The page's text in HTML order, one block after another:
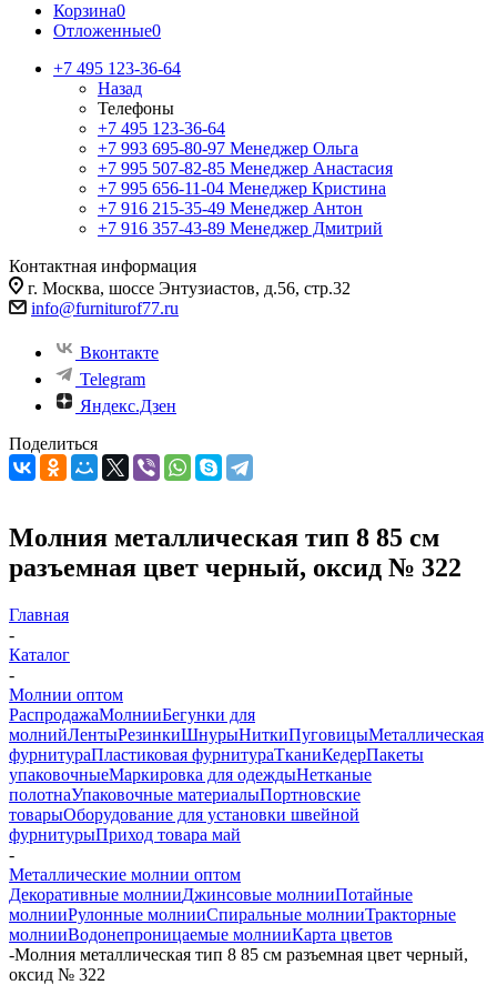
Корзина0
Отложенные0
+7 495 123-36-64
Назад
Телефоны
+7 495 123-36-64
+7 993 695-80-97 Менеджер Ольга
+7 995 507-82-85 Менеджер Анастасия
+7 995 656-11-04 Менеджер Кристина
+7 916 215-35-49 Менеджер Антон
+7 916 357-43-89 Менеджер Дмитрий
Контактная информация
г. Москва, шоссе Энтузиастов, д.56, стр.32
info@furniturof77.ru
Вконтакте
Telegram
Яндекс.Дзен
Поделиться
Молния металлическая тип 8 85 см
разъемная цвет черный, оксид № 322
Главная
-
Каталог
-
Молнии оптом
РаспродажаМолнииБегунки для
молнийЛентыРезинкиШнурыНиткиПуговицыМеталлическая
фурнитураПластиковая фурнитураТканиКедерПакеты
упаковочныеМаркировка для одеждыНетканые
полотнаУпаковочные материалыПортновские
товарыОборудование для установки швейной
фурнитурыПриход товара май
-
Металлические молнии оптом
Декоративные молнииДжинсовые молнииПотайные
молнииРулонные молнииСпиральные молнииТракторные
молнииВодонепроницаемые молнииКарта цветов
-Молния металлическая тип 8 85 см разъемная цвет черный,
оксид № 322